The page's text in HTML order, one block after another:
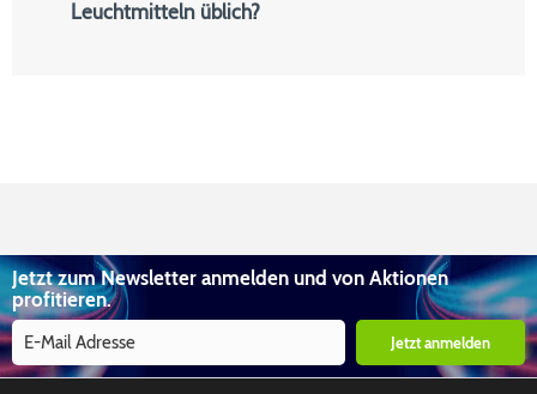
Leuchtmitteln üblich?
Jetzt zum Newsletter anmelden und von Aktionen
profitieren.
Jetzt anmelden